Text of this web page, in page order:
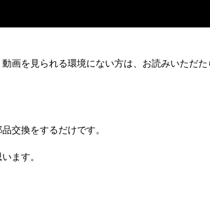
画を見られる環境にない方は、お読みいただた
交換をするだけです。
ます。